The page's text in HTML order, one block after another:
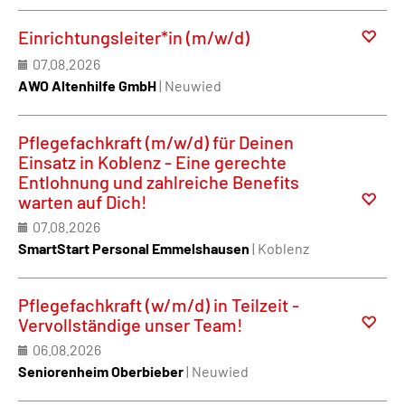
Einrichtungsleiter*in (m/w/d)
07.08.2026
AWO Altenhilfe GmbH| Neuwied
Pflegefachkraft (m/w/d) für Deinen
Einsatz in Koblenz - Eine gerechte
Entlohnung und zahlreiche Benefits
warten auf Dich!
07.08.2026
SmartStart Personal Emmelshausen | Koblenz
Pflegefachkraft (w/m/d) in Teilzeit -
Vervollständige unser Team!
06.08.2026
Seniorenheim Oberbieber| Neuwied